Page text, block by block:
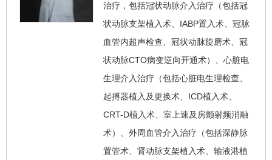
治疗，包括冠状动脉介入治疗（包括冠
状动脉支架植入术、IABP置入术、冠脉
血管内超声检查、冠状动脉旋磨术、冠
状动脉CTO病变逆向开通术）、心脏电
生理介入治疗（包括心脏电生理检查、
起搏器植入及更换术、ICD植入术、
CRT-D植入术、室上速及房颤射频消融
术）、外周血管介入治疗（包括深静脉
置管术、肾动脉支架植入术、输液港植